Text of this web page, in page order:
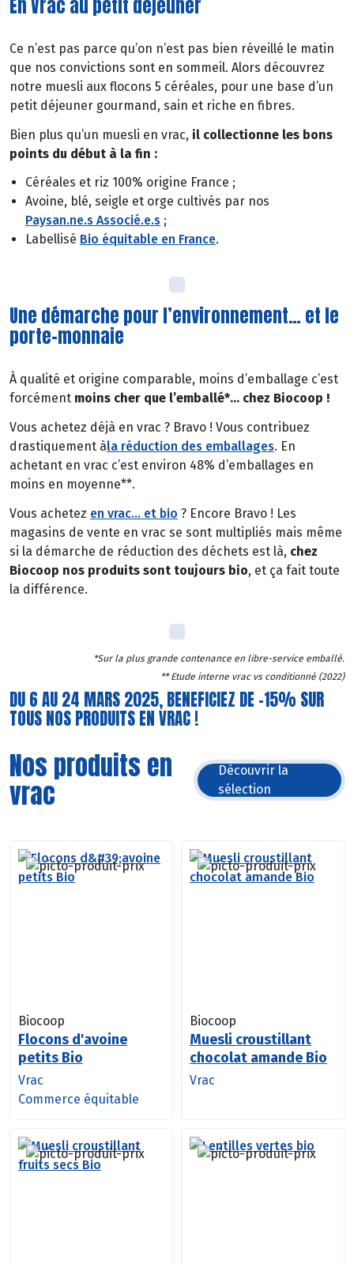
En Vrac au petit déjeuner
Ce n’est pas parce qu’on n’est pas bien réveillé le matin
que nos convictions sont en sommeil. Alors découvrez
notre muesli aux flocons 5 céréales, pour une base d’un
petit déjeuner gourmand, sain et riche en fibres.
Bien plus qu’un muesli en vrac, il collectionne les bons
points du début à la fin :
Céréales et riz 100% origine France ;
Avoine, blé, seigle et orge cultivés par nos
Paysan.ne.s Associé.e.s ;
Labellisé Bio équitable en France.
Une démarche pour l’environnement… et le
porte-monnaie
À qualité et origine comparable, moins d’emballage c’est
forcément moins cher que l’emballé*… chez Biocoop !
Vous achetez déjà en vrac ? Bravo ! Vous contribuez
drastiquement àla réduction des emballages. En
achetant en vrac c’est environ 48% d’emballages en
moins en moyenne**.
Vous achetez en vrac… et bio ? Encore Bravo ! Les
magasins de vente en vrac se sont multipliés mais même
si la démarche de réduction des déchets est là, chez
Biocoop nos produits sont toujours bio, et ça fait toute
la différence.
*Sur la plus grande contenance en libre-service emballé.
** Etude interne vrac vs conditionné (2022)
DU 6 AU 24 MARS 2025, BENEFICIEZ DE -15% SUR
TOUS NOS PRODUITS EN VRAC !
Nos produits en
vrac
Découvrir la
sélection
Biocoop
Flocons d'avoine
petits Bio
Vrac
Commerce équitable
Biocoop
Muesli croustillant
chocolat amande Bio
Vrac